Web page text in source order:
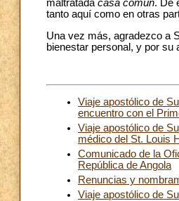
maltratadacasa común. De
tanto aquí como en otras
Una vez más, agradezco a
bienestar personal, y por
Viaje apostólico de
encuentro con el
Viaje apostólico de
médico del St. Louis
Comunicado de la
República de Angola
Renuncias y
Viaje apostólico de